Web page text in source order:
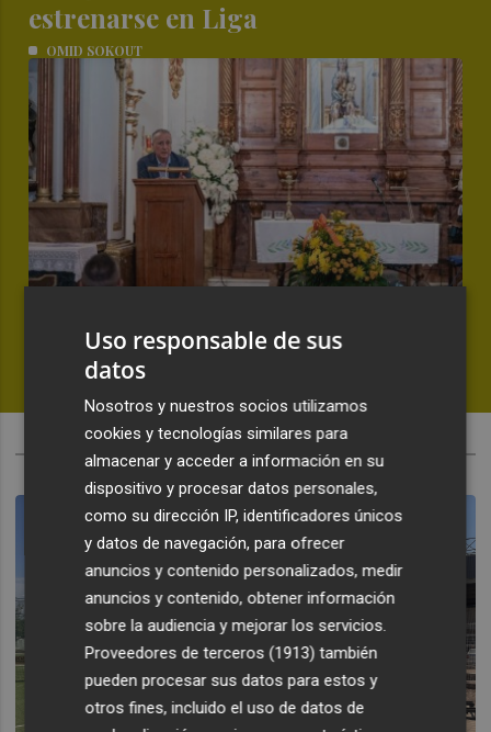
estrenarse en Liga
OMID SOKOUT
Fernando Roig: "Estamos muy ilusionados con
esta temporada"
PLAZA
ACTUALIDAD
Uso responsable de sus
datos
Nosotros y nuestros socios utilizamos
cookies y tecnologías similares para
almacenar y acceder a información en su
dispositivo y procesar datos personales,
como su dirección IP, identificadores únicos
y datos de navegación, para ofrecer
anuncios y contenido personalizados, medir
anuncios y contenido, obtener información
sobre la audiencia y mejorar los servicios.
Proveedores de terceros (1913) también
pueden procesar sus datos para estos y
otros fines, incluido el uso de datos de